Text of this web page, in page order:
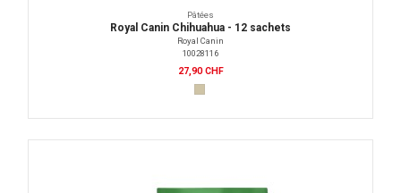
Pâtées
Royal Canin Chihuahua - 12 sachets
Royal Canin
10028116
27,90 CHF